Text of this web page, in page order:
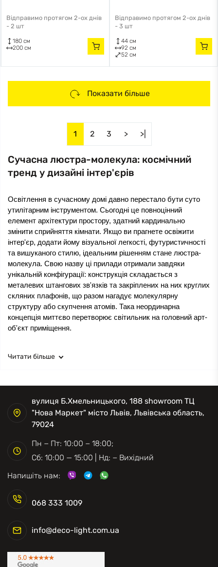
Відправимо протягом 2-ох днів
- 2 шт
180 см
200 см
Відправимо протягом 2-ох днів
- 3 шт
44 см
92 см
52 см
Показати більше
1 2 3 > >|
Сучасна люстра-молекула: космічний
тренд у дизайні інтер'єрів
Освітлення в сучасному домі давно перестало бути суто
утилітарним інструментом. Сьогодні це повноцінний
елемент архітектури простору, здатний кардинально
змінити сприйняття кімнати. Якщо ви прагнете освіжити
інтер'єр, додати йому візуальної легкості, футуристичності
та вишуканого стилю, ідеальним рішенням стане люстра-
молекула. Свою назву ці прилади отримали завдяки
унікальній конфігурації: конструкція складається з
металевих штангових зв'язків та закріплених на них круглих
скляних плафонів, що разом нагадує молекулярну
структуру або скупчення атомів. Така неординарна
концепція миттєво перетворює світильник на головний арт-
об'єкт приміщення.
Читати більше
068 333 1009
info@deco-light.com.ua
вулиця Б.Хмельницького, 188 showroom ТЦ
"Нова Маркет" місто Львів, Львівська область,
79024
Пн − Пт: 10:00 − 18:00;
Сб: 10:00 — 15:00 | Нд: − Вихідний
Напишіть нам: